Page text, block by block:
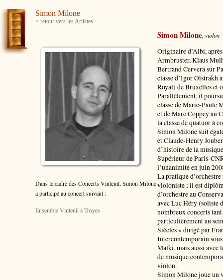
Simon Milone
> retour vers les Artistes
Simon Milone , violon
Originaire d’Albi,
Armbruster, Klaus
Bertrand Cervera sur
classe d’Igor
Royal) de Bruxelles et
Parallèlement, il
classe de Marie-Paule
et de Marc Coppey au
la classe de quatuor à
Simon Milone suit
et Claude-Henry
d’histoire de la
Supérieur de Paris-
l’unanimité en juin
La pratique
violoniste ; il est
d’orchestre au
avec Luc Héry (soliste
nombreux concerts
particulièrement au
Siècles » dirigé par
Intercontemporain
Malki, mais aussi avec
de musique
violon.
Simon Milone joue un
Dans le cadre des Concerts Vinteuil, Simon Milone
a participé au concert suivant :
Ensemble Vinteuil à Troyes